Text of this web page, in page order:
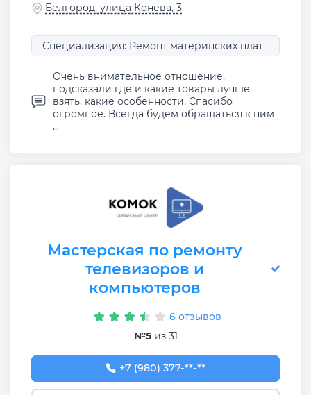
Белгород, улица Конева, 3
Специализация: Ремонт материнских плат
Очень внимательное отношение,
подсказали где и какие товары лучше
взять, какие особенности. Спасибо
огромное. Всегда будем обращаться к ним
...
Мастерская по ремонту
телевизоров и
компьютеров
6 отзывов
№5из 31
+7 (980) 377-51-47
+7 (980) 377-**-**